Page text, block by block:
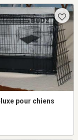
pour chiens